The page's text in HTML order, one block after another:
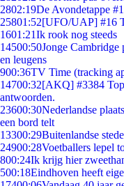
2802:19De Avondetappe
25801:52[UFO/UAP] #16
1601:21Ik rook nog steeds
14500:50Jonge Cambridge
en leugens
900:36TV Time (tracking
14700:32[AKQ] #3384
antwoorden.
23600:30Nederlandse
een bord telt
13300:29Buitenlandse
24900:28Voetballers lepel
800:24Ik krijg hier
500:18Eindhoven heeft